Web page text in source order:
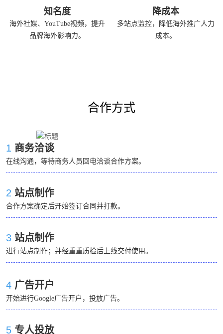
知名度
海外社媒、YouTube视频，提升
品牌海外影响力。
降成本
多站点监控，降低海外推广人力
成本。
合作方式
1 商务洽谈
在线沟通，等待商务人员回电洽谈合作方案。
2 站点制作
合作方案确定后开始签订合同并打款。
3 站点制作
进行站点制作；并经重重质检后上线交付使用。
4 广告开户
开始进行Google广告开户，投放广告。
5 专人投放